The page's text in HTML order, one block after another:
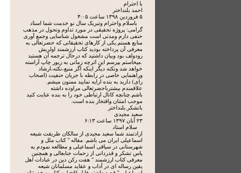
با احترام
احمد بلنداختر
۵ فروردين ۱۳۹۸ ساعت ۴:۰۵
باسلام واحترام وتبریک سال نو خدمت شما استاد
گرامی: پروژه تحقیقی در مورد تداوم وتحول در مذهب
حنفی دارم ومدتی است مشغول شناسایی وجمع آوری
منابع هستم.یکی از کارهای تحقیقاتی که حضرتعالی به
معرفی آن پرداخته بودید کتاب ارزشمند اولریش
رودولف بود وبیان داشتید که درحال ترجمه آن هستید
.میخاستم بپرسم این اثرچه زمانی به زیور چاپ آراسته
خواهد شد ونکته دیگر اینکه اگر منبع،نکته،ارشاد
وراهنمایی خاصی در رابطه با جریان حنفیت (اصحاب
رای) دارید به بنده ارایه نمایید ممنون میشم.
علاقمندم بیشترباحضرتعالی مراوده داشته
باشم.چنانچه کانال ارتباطی خود را به بنده عنایت کنید
موجب امتنان وافتخار بنده است.
باتشکر.بلنداختر
سعید مجیدی
۲۳ آبان ۱۳۹۷ ساعت ۶:۱۳
سلام استاد
ارادتمند شما سعید مجیدی از سالکان طریقت شیعه
اسماعیلی ایران می باشم. مقاله " کتاب ملل و
شهرستانی در سیاقی اسماعیلی و مطالعه نمودم به
پاس تشکر و قدردانی از زحمات جنابعالی و همچنین
معرفی کتاب ارزشمند " هفت رکن دین در عبادات اهل
یقین رساله ای در آداب و عقاید مسلمانان شیعه